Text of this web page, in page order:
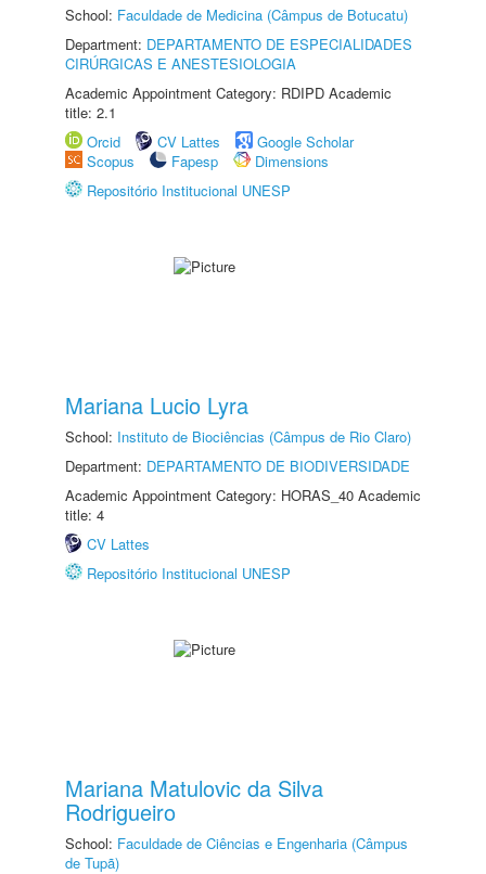
School: Faculdade de Medicina (Câmpus de Botucatu)
Department: DEPARTAMENTO DE ESPECIALIDADES
CIRÚRGICAS E ANESTESIOLOGIA
Academic Appointment Category: RDIPD Academic
title: 2.1
Orcid
CV Lattes
Google Scholar
Scopus
Fapesp
Dimensions
Repositório Institucional UNESP
Mariana Lucio Lyra
School: Instituto de Biociências (Câmpus de Rio Claro)
Department: DEPARTAMENTO DE BIODIVERSIDADE
Academic Appointment Category: HORAS_40 Academic
title: 4
CV Lattes
Repositório Institucional UNESP
Mariana Matulovic da Silva
Rodrigueiro
School: Faculdade de Ciências e Engenharia (Câmpus
de Tupã)